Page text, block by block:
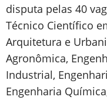
disputa pelas 40
Técnico Científico
Arquitetura e
Agronômica,
Industrial,
Engenharia